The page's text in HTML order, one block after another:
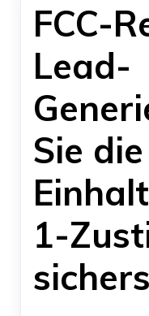
FCC-
Lead-
Sie die
1-